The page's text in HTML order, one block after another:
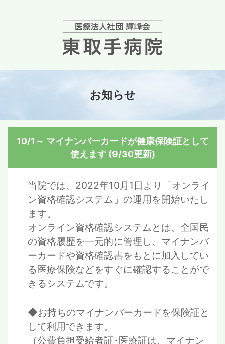
お知らせ
10/1～ マイナンバーカードが健康保険証として
使えます (9/30更新)
当院では、2022年10月1日より「オンライ
ン資格確認システム」の運用を開始いたし
ます。
オンライン資格確認システムとは、全国民
の資格履歴を一元的に管理し、マイナンバ
ーカードや資格確認書をもとに加入してい
る医療保険などをすぐに確認することがで
きるシステムです。
◆お持ちのマイナンバーカードを保険証と
して利用できます。
（公費負担受給者証･医療証は、マイナン